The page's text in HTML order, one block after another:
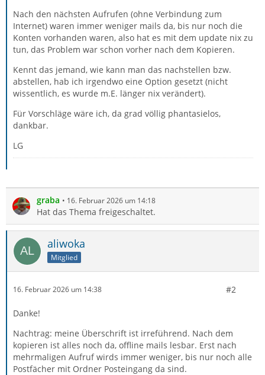
Nach den nächsten Aufrufen (ohne Verbindung zum
Internet) waren immer weniger mails da, bis nur noch die
Konten vorhanden waren, also hat es mit dem update nix zu
tun, das Problem war schon vorher nach dem Kopieren.
Kennt das jemand, wie kann man das nachstellen bzw.
abstellen, hab ich irgendwo eine Option gesetzt (nicht
wissentlich, es wurde m.E. länger nix verändert).
Für Vorschläge wäre ich, da grad völlig phantasielos,
dankbar.
LG
graba 16. Februar 2026 um 14:18
Hat das Thema freigeschaltet.
aliwoka
Mitglied
16. Februar 2026 um 14:38 #2
Danke!
Nachtrag: meine Überschrift ist irreführend. Nach dem
kopieren ist alles noch da, offline mails lesbar. Erst nach
mehrmaligen Aufruf wirds immer weniger, bis nur noch alle
Postfächer mit Ordner Posteingang da sind.